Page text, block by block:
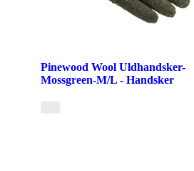
Pinewood Wool Uldhandsker-
Mossgreen-M/L - Handsker